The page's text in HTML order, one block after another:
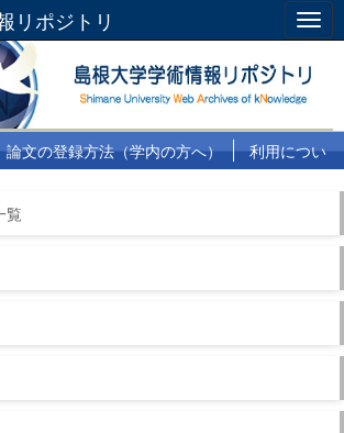
リポジトリ
論文の登録方法（学内の方へ）
利用につい
覧